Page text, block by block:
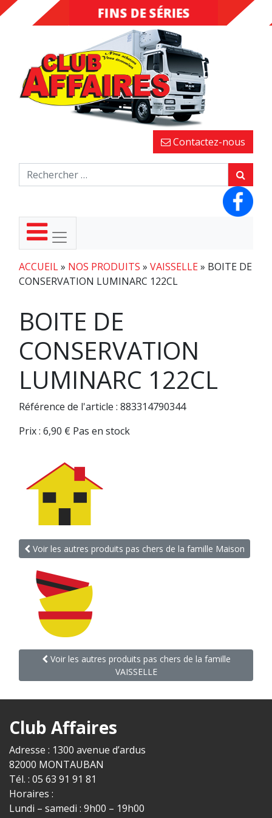
DESTOCKAGE
FINS DE SÉRIES
Contactez-nous
ACCUEIL» NOS PRODUITS » VAISSELLE» BOITE DE
CONSERVATION LUMINARC 122CL
BOITE DE
CONSERVATION
LUMINARC 122CL
Référence de l'article : 883314790344
Prix : 6,90 € Pas en stock
Voir les autres produits pas chers de la famille Maison
Voir les autres produits pas chers de la famille
VAISSELLE
Club Affaires
Adresse : 1300 avenue d’ardus
82000 MONTAUBAN
Tél. : 05 63 91 91 81
Horaires :
Lundi – samedi : 9h00 – 19h00